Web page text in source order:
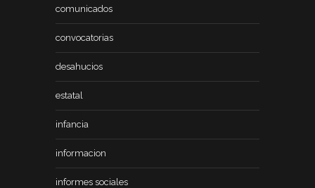
comunicados
convocatorias
desahucios
estatal
infancia
informacion
informes sociales